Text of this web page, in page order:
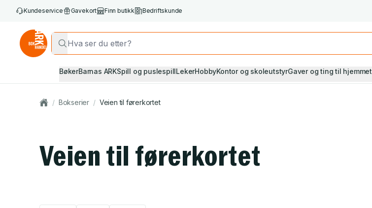
Kundeservice Gavekort Finn butikk Bedriftskunde
BøkerBarnas ARKSpill og puslespillLekerHobbyKontor og skoleutstyrGaver og ting til hjemmet
/ Bokserier / Veien til førerkortet
Veien til førerkortet